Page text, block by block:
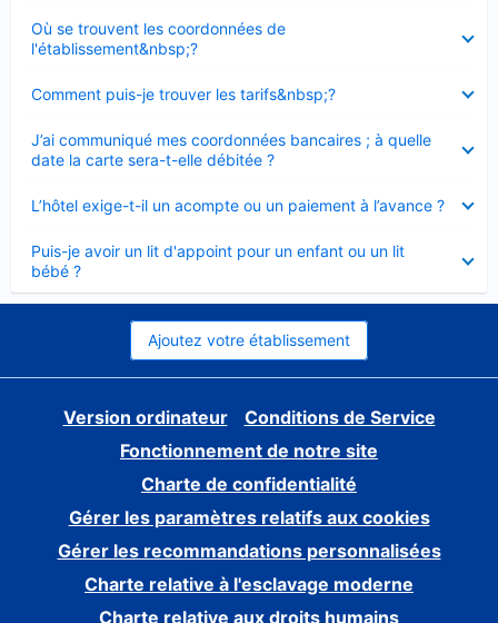
Où se trouvent les coordonnées de
l'établissement&nbsp;?
fermé
Comment puis-je trouver les tarifs&nbsp;?
fermé
J’ai communiqué mes coordonnées bancaires ; à quelle
date la carte sera-t-elle débitée ?
fermé
L’hôtel exige-t-il un acompte ou un paiement à l’avance ?
fermé
Puis-je avoir un lit d'appoint pour un enfant ou un lit
bébé ?
fermé
Ajoutez votre établissement
Version ordinateur
Conditions de Service
Fonctionnement de notre site
Charte de confidentialité
Gérer les paramètres relatifs aux cookies
Gérer les recommandations personnalisées
Charte relative à l'esclavage moderne
Charte relative aux droits humains